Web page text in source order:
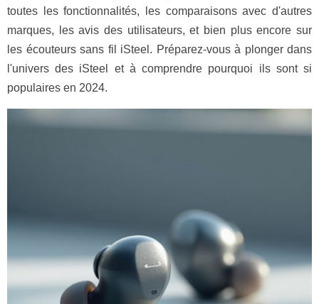
toutes les fonctionnalités, les comparaisons avec d'autres
marques, les avis des utilisateurs, et bien plus encore sur
les écouteurs sans fil iSteel. Préparez-vous à plonger dans
l'univers des iSteel et à comprendre pourquoi ils sont si
populaires en 2024.